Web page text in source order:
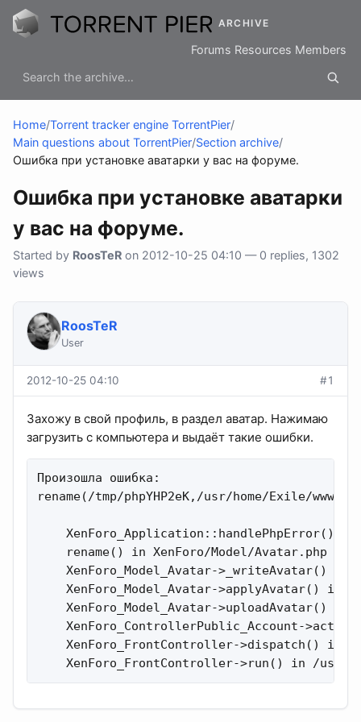
ARCHIVE
Forums Resources Members
Home/Torrent tracker engine TorrentPier/
Main questions about TorrentPier/Section archive/
Ошибка при установке аватарки у вас на форуме.
Ошибка при установке аватарки
у вас на форуме.
Started by RoosTeR on 2012-10-25 04:10 — 0 replies, 1302
views
RoosTeR
User
2012-10-25 04:10 #1
Захожу в свой профиль, в раздел аватар. Нажимаю
загрузить с компьютера и выдаёт такие ошибки.
Произошла ошибка:
rename(/tmp/phpYHP2eK,/usr/home/Exile/
    XenForo_Application::handlePhpError()
rename() in XenForo/Model/Avatar.php at
XenForo_Model_Avatar->_writeAvatar() in
XenForo_Model_Avatar->applyAvatar() in
XenForo_Model_Avatar->uploadAvatar() in
XenForo_ControllerPublic_Account-
XenForo_FrontController->dispatch() in
XenForo_FrontController->run() in /usr/